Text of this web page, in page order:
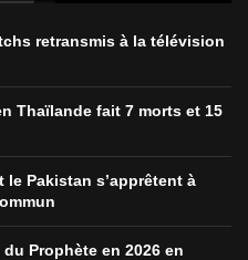
retransmis à la télévision
Thaïlande fait 7 morts et 15
le Pakistan s’apprêtent à
Prophète en 2026 en